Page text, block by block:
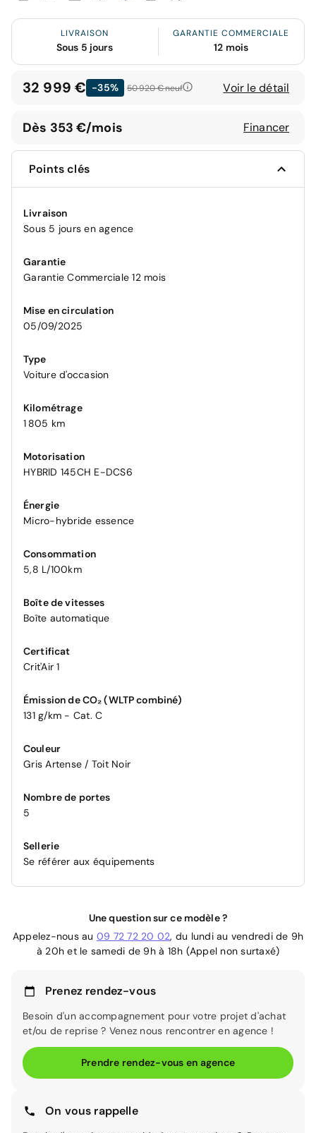
LIVRAISON
Sous 5 jours
GARANTIE COMMERCIALE
12 mois
32 999 € -35% 50 920 €neuf Voir le détail
Dès 353 €/mois Financer
Points clés
Livraison
Sous 5 jours en agence
Garantie
Garantie Commerciale 12 mois
Mise en circulation
05/09/2025
Type
Voiture d'occasion
Kilométrage
1 805 km
Motorisation
HYBRID 145CH E-DCS6
Énergie
Micro-hybride essence
Consommation
5,8 L/100km
Boîte de vitesses
Boîte automatique
Certificat
Crit'Air 1
Émission de CO₂ (WLTP combiné)
131 g/km - Cat. C
Couleur
Gris Artense / Toit Noir
Nombre de portes
5
Sellerie
Se référer aux équipements
Une question sur ce modèle ?
Appelez-nous au 09 72 72 20 02, du lundi au vendredi de 9h
à 20h et le samedi de 9h à 18h (Appel non surtaxé)
Prenez rendez-vous
Besoin d'un accompagnement pour votre projet d'achat
et/ou de reprise ? Venez nous rencontrer en agence !
Prendre rendez-vous en agence
On vous rappelle